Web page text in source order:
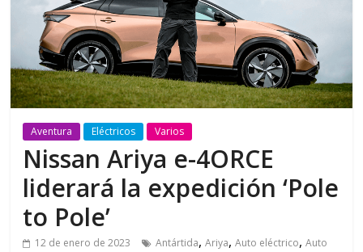
Aventura Eléctricos Varios
Nissan Ariya e-4ORCE
liderará la expedición ‘Pole
to Pole’
12 de enero de 2023 Antártida,Ariya,Auto eléctrico,Auto